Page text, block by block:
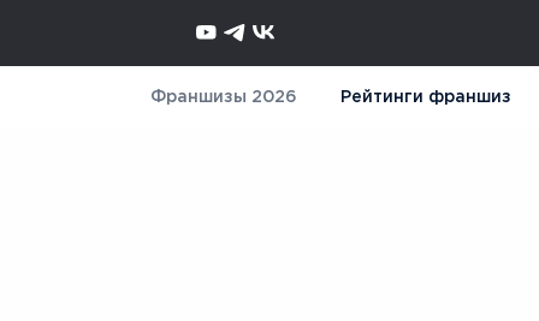
Франшизы 2026 Рейтинги франшиз